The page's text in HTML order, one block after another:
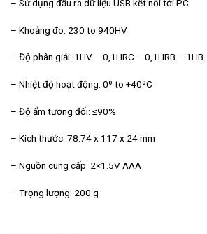
– Sử dụng đầu ra dữ liệu USB kết nối tới PC.
– Khoảng đo: 230 to 940HV
– Độ phân giải: 1HV – 0,1HRC – 0,1HRB –
– Nhiệt độ hoạt động: 0º to +40ºC
– Độ ẩm tương đối: ≤90%
– Kích thước: 78.74 x 117 x 24 mm
– Nguồn cung cấp: 2×1.5V AAA
– Trọng lượng: 200 g